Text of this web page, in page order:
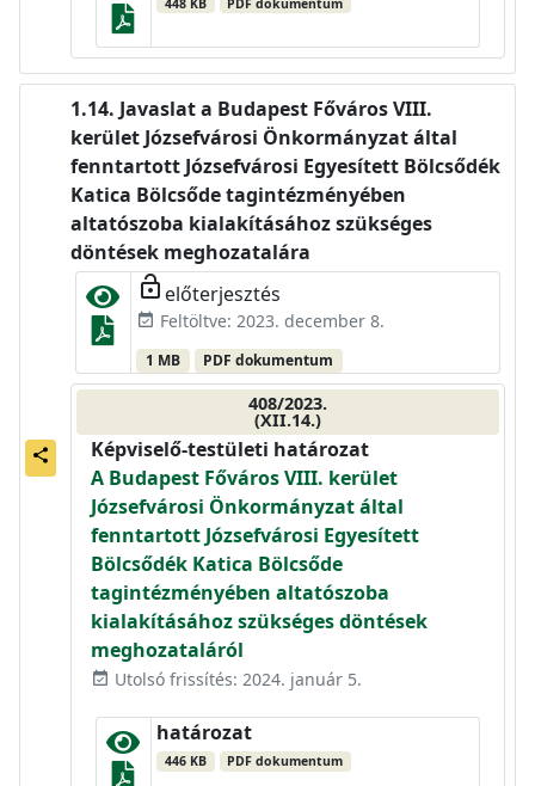
share
Javaslat a Budapest Főváros VIII.
kerület Józsefvárosi Önkormányzat által
fenntartott Józsefvárosi Egyesített Bölcsődék
Katica Bölcsőde tagintézményében
altatószoba kialakításához szükséges
döntések meghozatalára
lock_open előterjesztés
event_available Feltöltve: 2023. december 8.
1 MB PDF dokumentum
408/2023.
(XII.14.)
Képviselő-testületi határozat
A Budapest Főváros VIII. kerület
Józsefvárosi Önkormányzat által
fenntartott Józsefvárosi Egyesített
Bölcsődék Katica Bölcsőde
tagintézményében altatószoba
kialakításához szükséges döntések
meghozataláról
event_available Utolsó frissítés: 2024. január 5.
határozat
446 KB PDF dokumentum